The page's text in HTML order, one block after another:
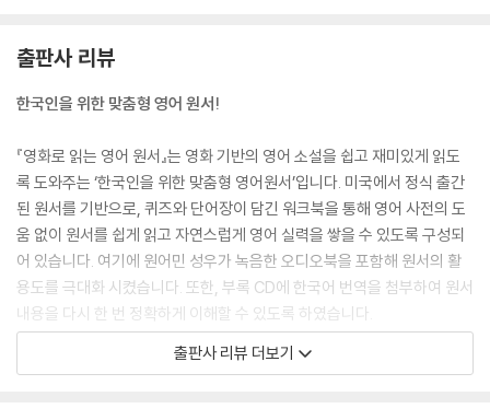
는 인터넷 사이트에서 조종 핸들을 팔고 있다는 정보를 알게 되지만, 너무
비싼 가격 때문에 슈가 러시를 금요일에 고물상에 팔겠다고 하고 게임 기
‘슈가 러시’ 캐릭터들은 졸지에 게임과 집을 잃은 신세가 됩니다.
게임을 잃어 상심한 바넬로피를 위해 랄프는 이베이로 가서 조종 핸들을
가져오겠다고 결심합니다. 그렇게 바넬로피와 랄프는 조종 핸들을 찾아 와
이파이를 타고 인터넷으로 접속합니다. 하지만 인터넷 세상은 그들이 이제
까지 경험했던 것과 너무 달라서 두 친구들을 혼란스럽게 합니다.
오락실 게임 캐릭터에 불과한 바넬로피와 랄프는 정신없이 복잡한 인터넷
속에서 무사히 슈가 러시의 조종 핸들을 찾아낼 수 있을까요? 사랑할 수밖
에 없는 오락실 게임 캐릭터들이 일으키는 좌충우돌 모험을 담은 『주먹왕
출판사 리뷰
한국인을 위한 맞춤형 영어 원서!
『영화로 읽는 영어 원서』는 영화 기반의 영어 소설을 쉽고 재미있게 읽도
록 도와주는 ‘한국인을 위한 맞춤형 영어원서’입니다. 미국에서 정식 출간
된 원서를 기반으로, 퀴즈와 단어장이 담긴 워크북을 통해 영어 사전의 도
움 없이 원서를 쉽게 읽고 자연스럽게 영어 실력을 쌓을 수 있도록 구성되
어 있습니다. 여기에 원어민 성우가 녹음한 오디오북을 포함해 원서의 활
용도를 극대화 시켰습니다. 또한, 부록 CD에 한국어 번역을 첨부하여 원서
내용을 다시 한 번 정확하게 이해할 수 있도록 하였습니다.
이런 탄탄한 구성 덕분에 『영화로 읽는 영어 원서』 시리즈는, EBS 운영 어
출판사 리뷰 더보기